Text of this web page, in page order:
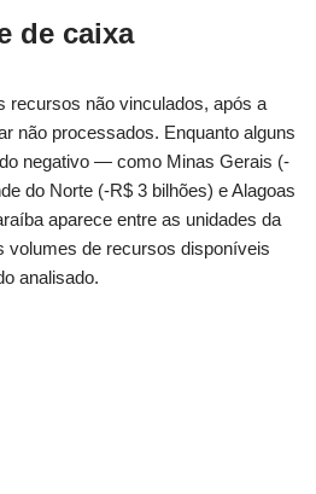
de caixa
recursos não vinculados, após a
não processados. Enquanto alguns
negativo — como Minas Gerais (-
do Norte (-R$ 3 bilhões) e Alagoas
aparece entre as unidades da
volumes de recursos disponíveis
analisado.